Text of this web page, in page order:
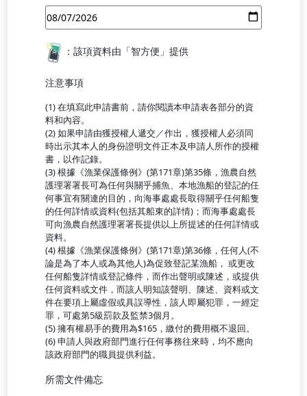
：該項資料由「智方便」提供
注意事項
(1) 在填寫此申請書前，請你閱讀本申請表各部分的資
料和內容。
(2) 如果申請由獲授權人遞交／作出，獲授權人必須同
時出示其本人的身份證明文件正本及申請人所作的授權
書，以作記錄。
(3) 根據《漁業保護條例》(第171章)第35條，漁農自然
護理署署長可為任何與關乎捕魚、本地漁船的登記的任
何事宜有關連的目的，向海事處處長取得關乎任何船隻
的任何詳情或資料(包括其船東的詳情)；而海事處處長
可向漁農自然護理署署長提供以上所提述的任何詳情或
資料。
(4) 根據《漁業保護條例》(第171章)第36條，任何人(不
論是為了本人或為其他人)為促致登記某漁船， 或更改
任何船隻詳情或登記條件，而作出聲明或陳述，或提供
任何資料或文件，而該人明知該聲明、陳述、資料或文
件在要項上屬虛假或具誤導性，該人即屬犯罪，一經定
罪，可處第5級罰款及監禁3個月。
(5) 擁有權易手的費用為$165，繳付的費用概不退回。
(6) 申請人與政府部門進行任何事務往來時，均不應向
該政府部門的職員提供利益。
所需文件備忘